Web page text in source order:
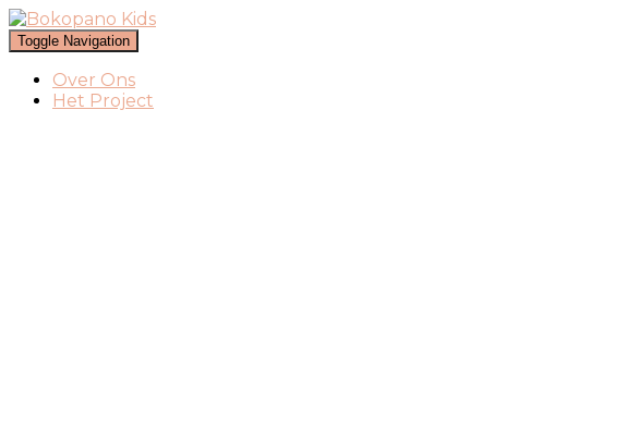
Toggle Navigation
Over Ons
Het Project